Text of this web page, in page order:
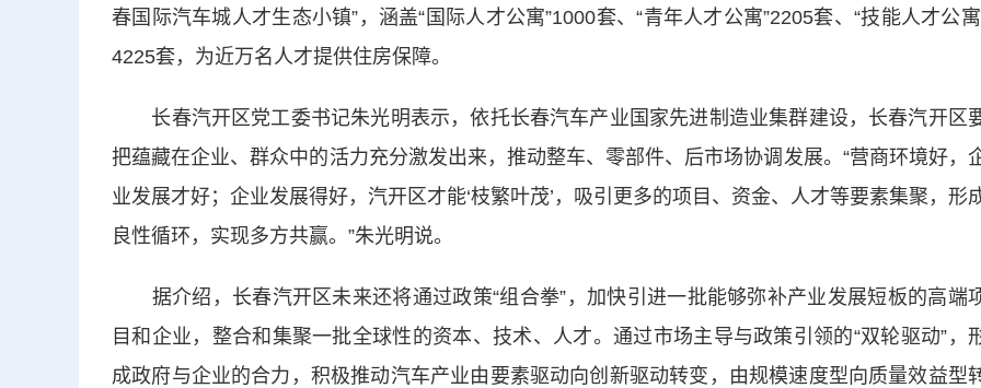
春国际汽车城人才生态小镇”，涵盖“国际人才公寓”1000套、“青年人才公寓”2205套、“技能人才公寓
4225套，为近万名人才提供住房保障。
长春汽开区党工委书记朱光明表示，依托长春汽车产业国家先进制造业集群建设，长春汽开区
把蕴藏在企业、群众中的活力充分激发出来，推动整车、零部件、后市场协调发展。“营商环境好，
业发展才好；企业发展得好，汽开区才能‘枝繁叶茂’，吸引更多的项目、资金、人才等要素集聚，形
良性循环，实现多方共赢。”朱光明说。
据介绍，长春汽开区未来还将通过政策“组合拳”，加快引进一批能够弥补产业发展短板的高端
目和企业，整合和集聚一批全球性的资本、技术、人才。通过市场主导与政策引领的“双轮驱动”，
成政府与企业的合力，积极推动汽车产业由要素驱动向创新驱动转变，由规模速度型向质量效益型